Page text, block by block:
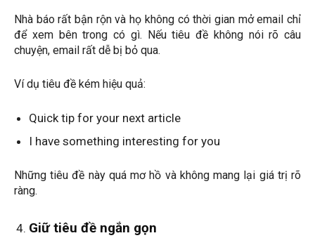
Nhà báo rất bận rộn và họ không có thời gian mở email chỉ
để xem bên trong có gì. Nếu tiêu đề không nói rõ câu
chuyện, email rất dễ bị bỏ qua.
Ví dụ tiêu đề kém hiệu quả:
Quick tip for your next article
I have something interesting for you
Những tiêu đề này quá mơ hồ và không mang lại giá trị rõ
ràng.
Giữ tiêu đề ngắn gọn